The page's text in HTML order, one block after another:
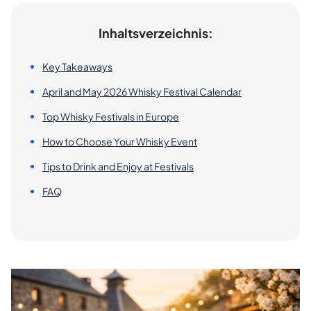
Inhaltsverzeichnis:
Key Takeaways
April and May 2026 Whisky Festival Calendar
Top Whisky Festivals in Europe
How to Choose Your Whisky Event
Tips to Drink and Enjoy at Festivals
FAQ